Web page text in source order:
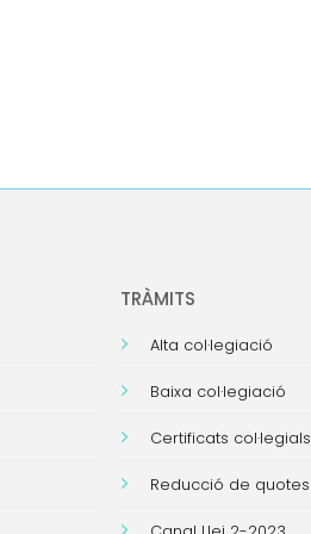
TRÀMITS
Alta col·legiació
Baixa col·legiació
Certificats col·legials
Reducció de quotes